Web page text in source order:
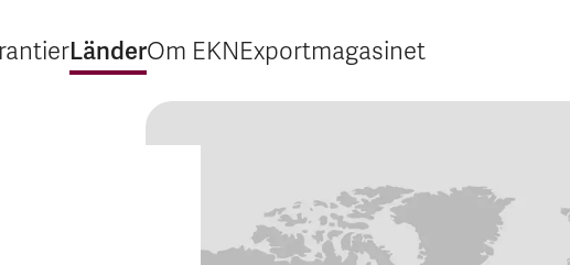
Expandera Garantier
LänderExpandera Länder
Om EKNExpandera Om EKN
ExportmagasinetExpandera Exportmagasinet